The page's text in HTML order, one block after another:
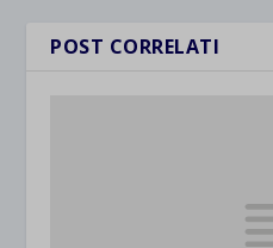
POST CORRELATI